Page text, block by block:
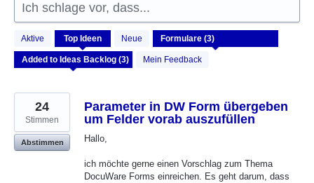
Ich schlage vor, dass...
Aktive Top Ideen Neue
Mein Feedback
gefundene
Ergebnisse
Parameter in DW Form übergeben
um Felder vorab auszufüllen
Hallo,
ich möchte gerne einen Vorschlag zum Thema
DocuWare Forms einreichen. Es geht darum, dass
24
Stimmen
Abstimmen